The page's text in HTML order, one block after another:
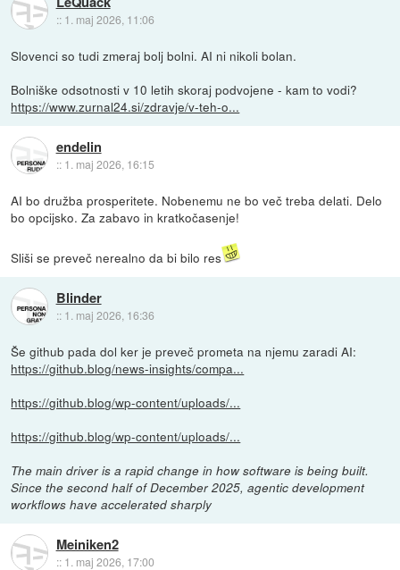
:: 1. maj 2026, 11:06
Slovenci so tudi zmeraj bolj bolni. AI ni nikoli bolan.
Bolniške odsotnosti v 10 letih skoraj podvojene - kam to vodi?
https://www.zurnal24.si/zdravje/v-teh-o...
endelin
:: 1. maj 2026, 16:15
AI bo družba prosperitete. Nobenemu ne bo več treba delati. Delo
bo opcijsko. Za zabavo in kratkočasenje!
Sliši se preveč nerealno da bi bilo res
Blinder
:: 1. maj 2026, 16:36
Še github pada dol ker je preveč prometa na njemu zaradi AI:
https://github.blog/news-insights/compa...
https://github.blog/wp-content/uploads/...
https://github.blog/wp-content/uploads/...
The main driver is a rapid change in how software is being built.
Since the second half of December 2025, agentic development
workflows have accelerated sharply
Meiniken2
:: 1. maj 2026, 17:00